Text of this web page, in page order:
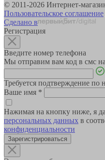
© 2011-2026 Интернет-
Пользовательское соглашение
Сделано в
Регистрация
Введите номер телефона
Мы отправим вам код в смс
Требуется подтверждение по
Ваше имя *
Нажимая на кнопку ниже, я
персональных данных в
конфиденциальности
Зарегистрироваться